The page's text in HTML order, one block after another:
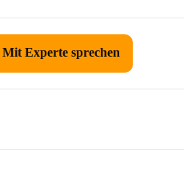
Mit Experte sprechen